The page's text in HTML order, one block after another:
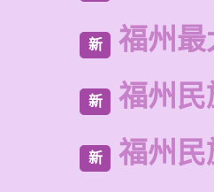
新 福州最
新 福州民
新 福州民